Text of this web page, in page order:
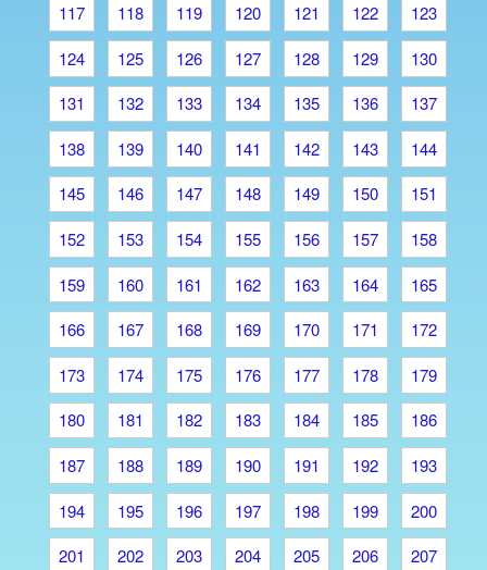
117
118 119 120 121 122
123
124
125 126 127 128 129
130
131
132 133 134 135 136
137
138
139 140 141 142 143
144
145
146 147 148 149 150
151
152
153 154 155 156 157
158
159
160 161 162 163 164
165
166
167 168 169 170 171
172
173
174 175 176 177 178
179
180
181 182 183 184 185
186
187
188 189 190 191 192
193
194
195 196 197 198 199
200
201
202 203 204 205 206
207